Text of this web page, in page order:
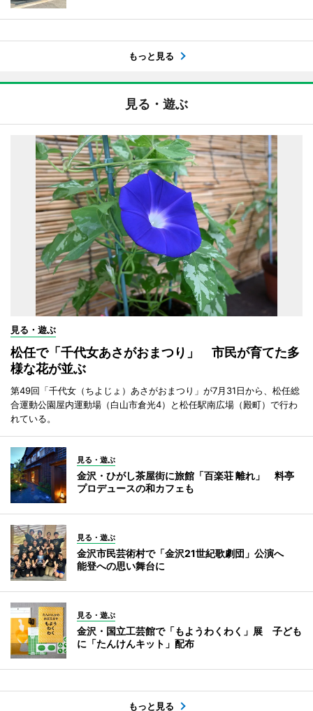
もっと見る
見る・遊ぶ
見る・遊ぶ
松任で「千代女あさがおまつり」 市民が育てた多
様な花が並ぶ
第49回「千代女（ちよじょ）あさがおまつり」が7月31日から、松任総
合運動公園屋内運動場（白山市倉光4）と松任駅南広場（殿町）で行わ
れている。
見る・遊ぶ
金沢・ひがし茶屋街に旅館「百楽荘 離れ」 料亭
プロデュースの和カフェも
見る・遊ぶ
金沢市民芸術村で「金沢21世紀歌劇団」公演へ
能登への思い舞台に
見る・遊ぶ
金沢・国立工芸館で「もようわくわく」展 子ども
に「たんけんキット」配布
もっと見る